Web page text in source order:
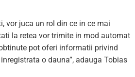
vor juca un rol din ce in ce mai
la retea vor trimite in mod automat
pot oferi informatii privind
o dauna”, adauga Tobias